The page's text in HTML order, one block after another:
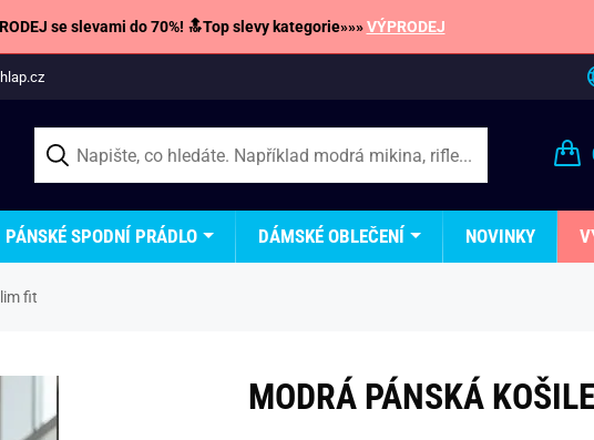
se slevami do 70%! 🔝Top slevy kategorie»»»VÝPRODEJ
PÁNSKÉ SPODNÍ PRÁDLO DÁMSKÉ OBLEČENÍ NOVINKY
fit
MODRÁ PÁNSKÁ